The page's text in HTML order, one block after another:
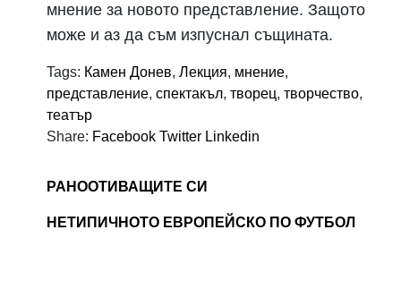
мнение за новото представление. Защото
може и аз да съм изпуснал същината.
Tags: Камен Донев, Лекция, мнение,
представление, спектакъл, творец, творчество,
театър
Share: Facebook Twitter Linkedin
РАНООТИВАЩИТЕ СИ
НЕТИПИЧНОТО ЕВРОПЕЙСКО ПО ФУТБОЛ